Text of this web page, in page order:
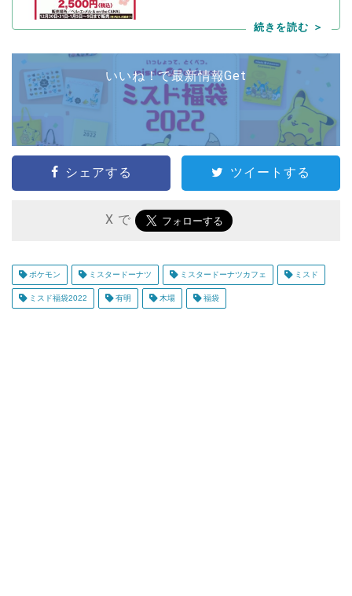
いいね！で最新情報Get
シェアする ツイートする
X で
ポケモン ミスタードーナツ ミスタードーナツカフェ ミスド
ミスド福袋2022 有明 木場 福袋